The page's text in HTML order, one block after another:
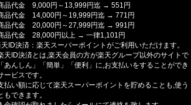
品代金 9,000円～13,999円迄 → 551円
品代金 14,000円～19,999円迄 → 771円
品代金 20,000円～27,999円迄 → 991円
品代金 28,000円以上 → 一律1,101円
ID決済：楽天スーパーポイントがご利用いただけます。
天ID決済とは,楽天会員の方が楽天グループ以外のサイトで
あんしん」「簡単」「便利」に,お支払いをすることができ
ービスです。
払い額に応じて楽天スーパーポイントを貯めることも,使う
もできます。